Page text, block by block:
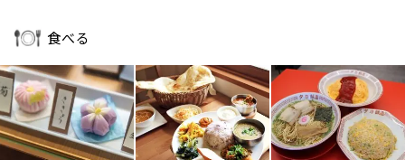
食べる